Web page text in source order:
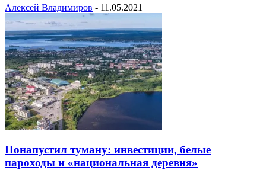
Алексей Владимиров - 11.05.2021
Понапустил туману: инвестиции, белые
пароходы и «национальная деревня»